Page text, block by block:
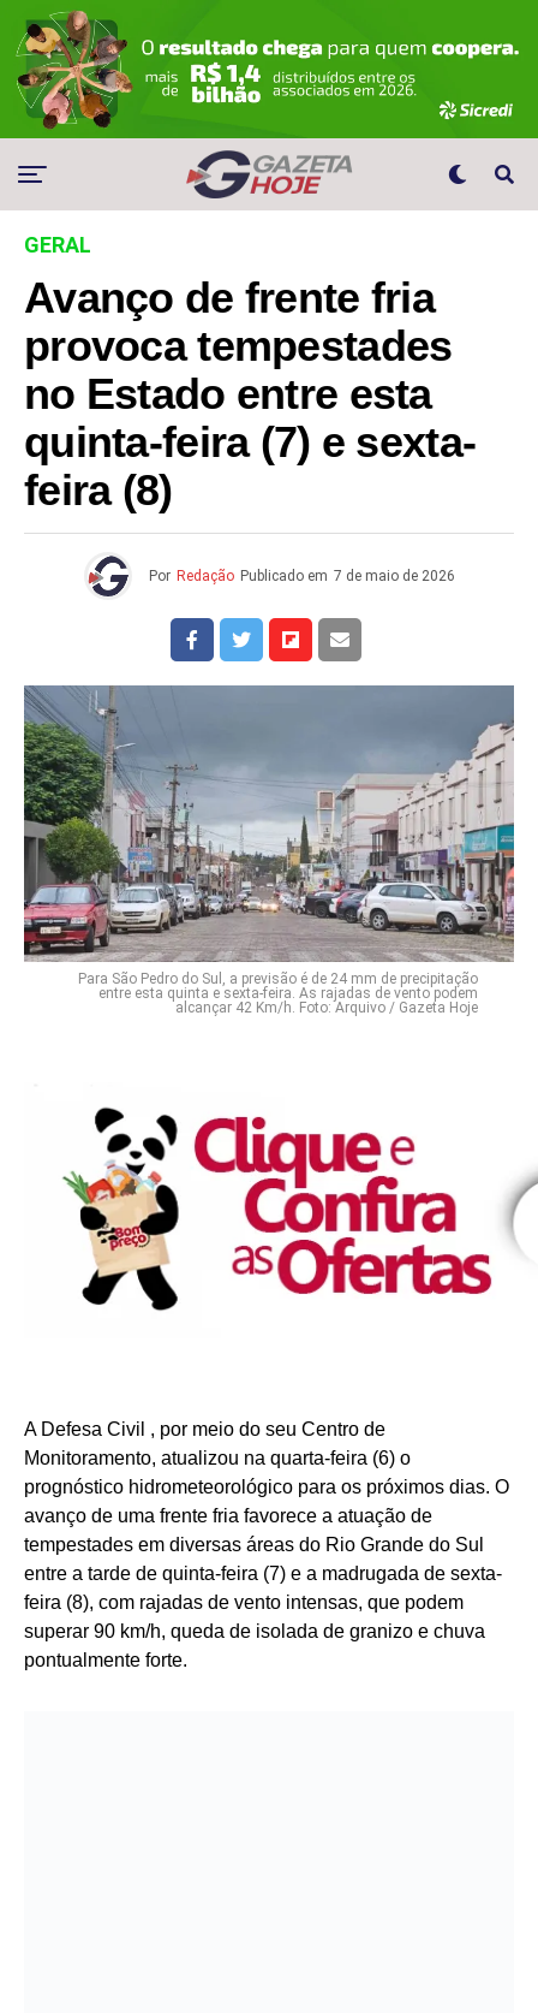
GERAL
Avanço de frente fria
provoca tempestades
no Estado entre esta
quinta-feira (7) e sexta-
feira (8)
Por Redação Publicado em 7 de maio de 2026
Para São Pedro do Sul, a previsão é de 24 mm de precipitação
entre esta quinta e sexta-feira. As rajadas de vento podem
alcançar 42 Km/h. Foto: Arquivo / Gazeta Hoje
A Defesa Civil , por meio do seu Centro de
Monitoramento, atualizou na quarta-feira (6) o
prognóstico hidrometeorológico para os próximos dias. O
avanço de uma frente fria favorece a atuação de
tempestades em diversas áreas do Rio Grande do Sul
entre a tarde de quinta-feira (7) e a madrugada de sexta-
feira (8), com rajadas de vento intensas, que podem
superar 90 km/h, queda de isolada de granizo e chuva
pontualmente forte.